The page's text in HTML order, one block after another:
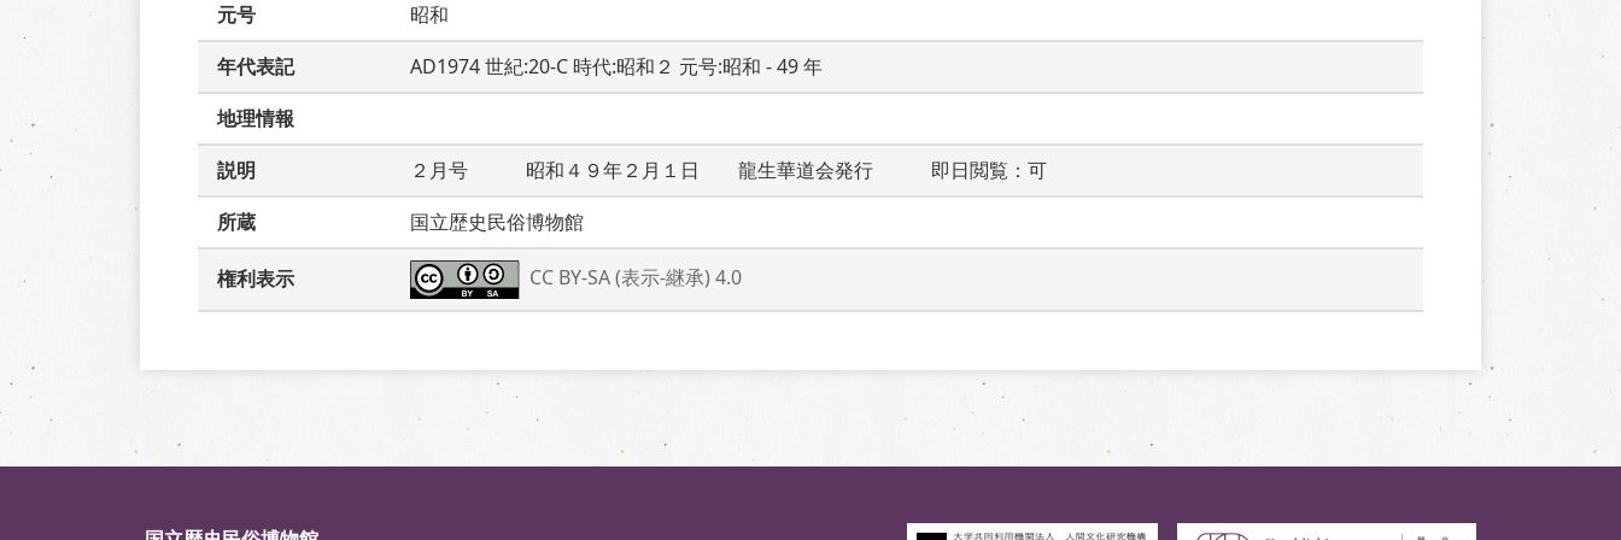
元号
昭和
年代表記
AD1974 世紀:20-C 時代:昭和２ 元号:昭和 - 49 年
地理情報
説明
２月号　　　昭和４９年２月１日　　龍生華道会発行　　　即日閲覧：可
所蔵
国立歴史民俗博物館
権利表示 CC BY-SA (表示-継承) 4.0